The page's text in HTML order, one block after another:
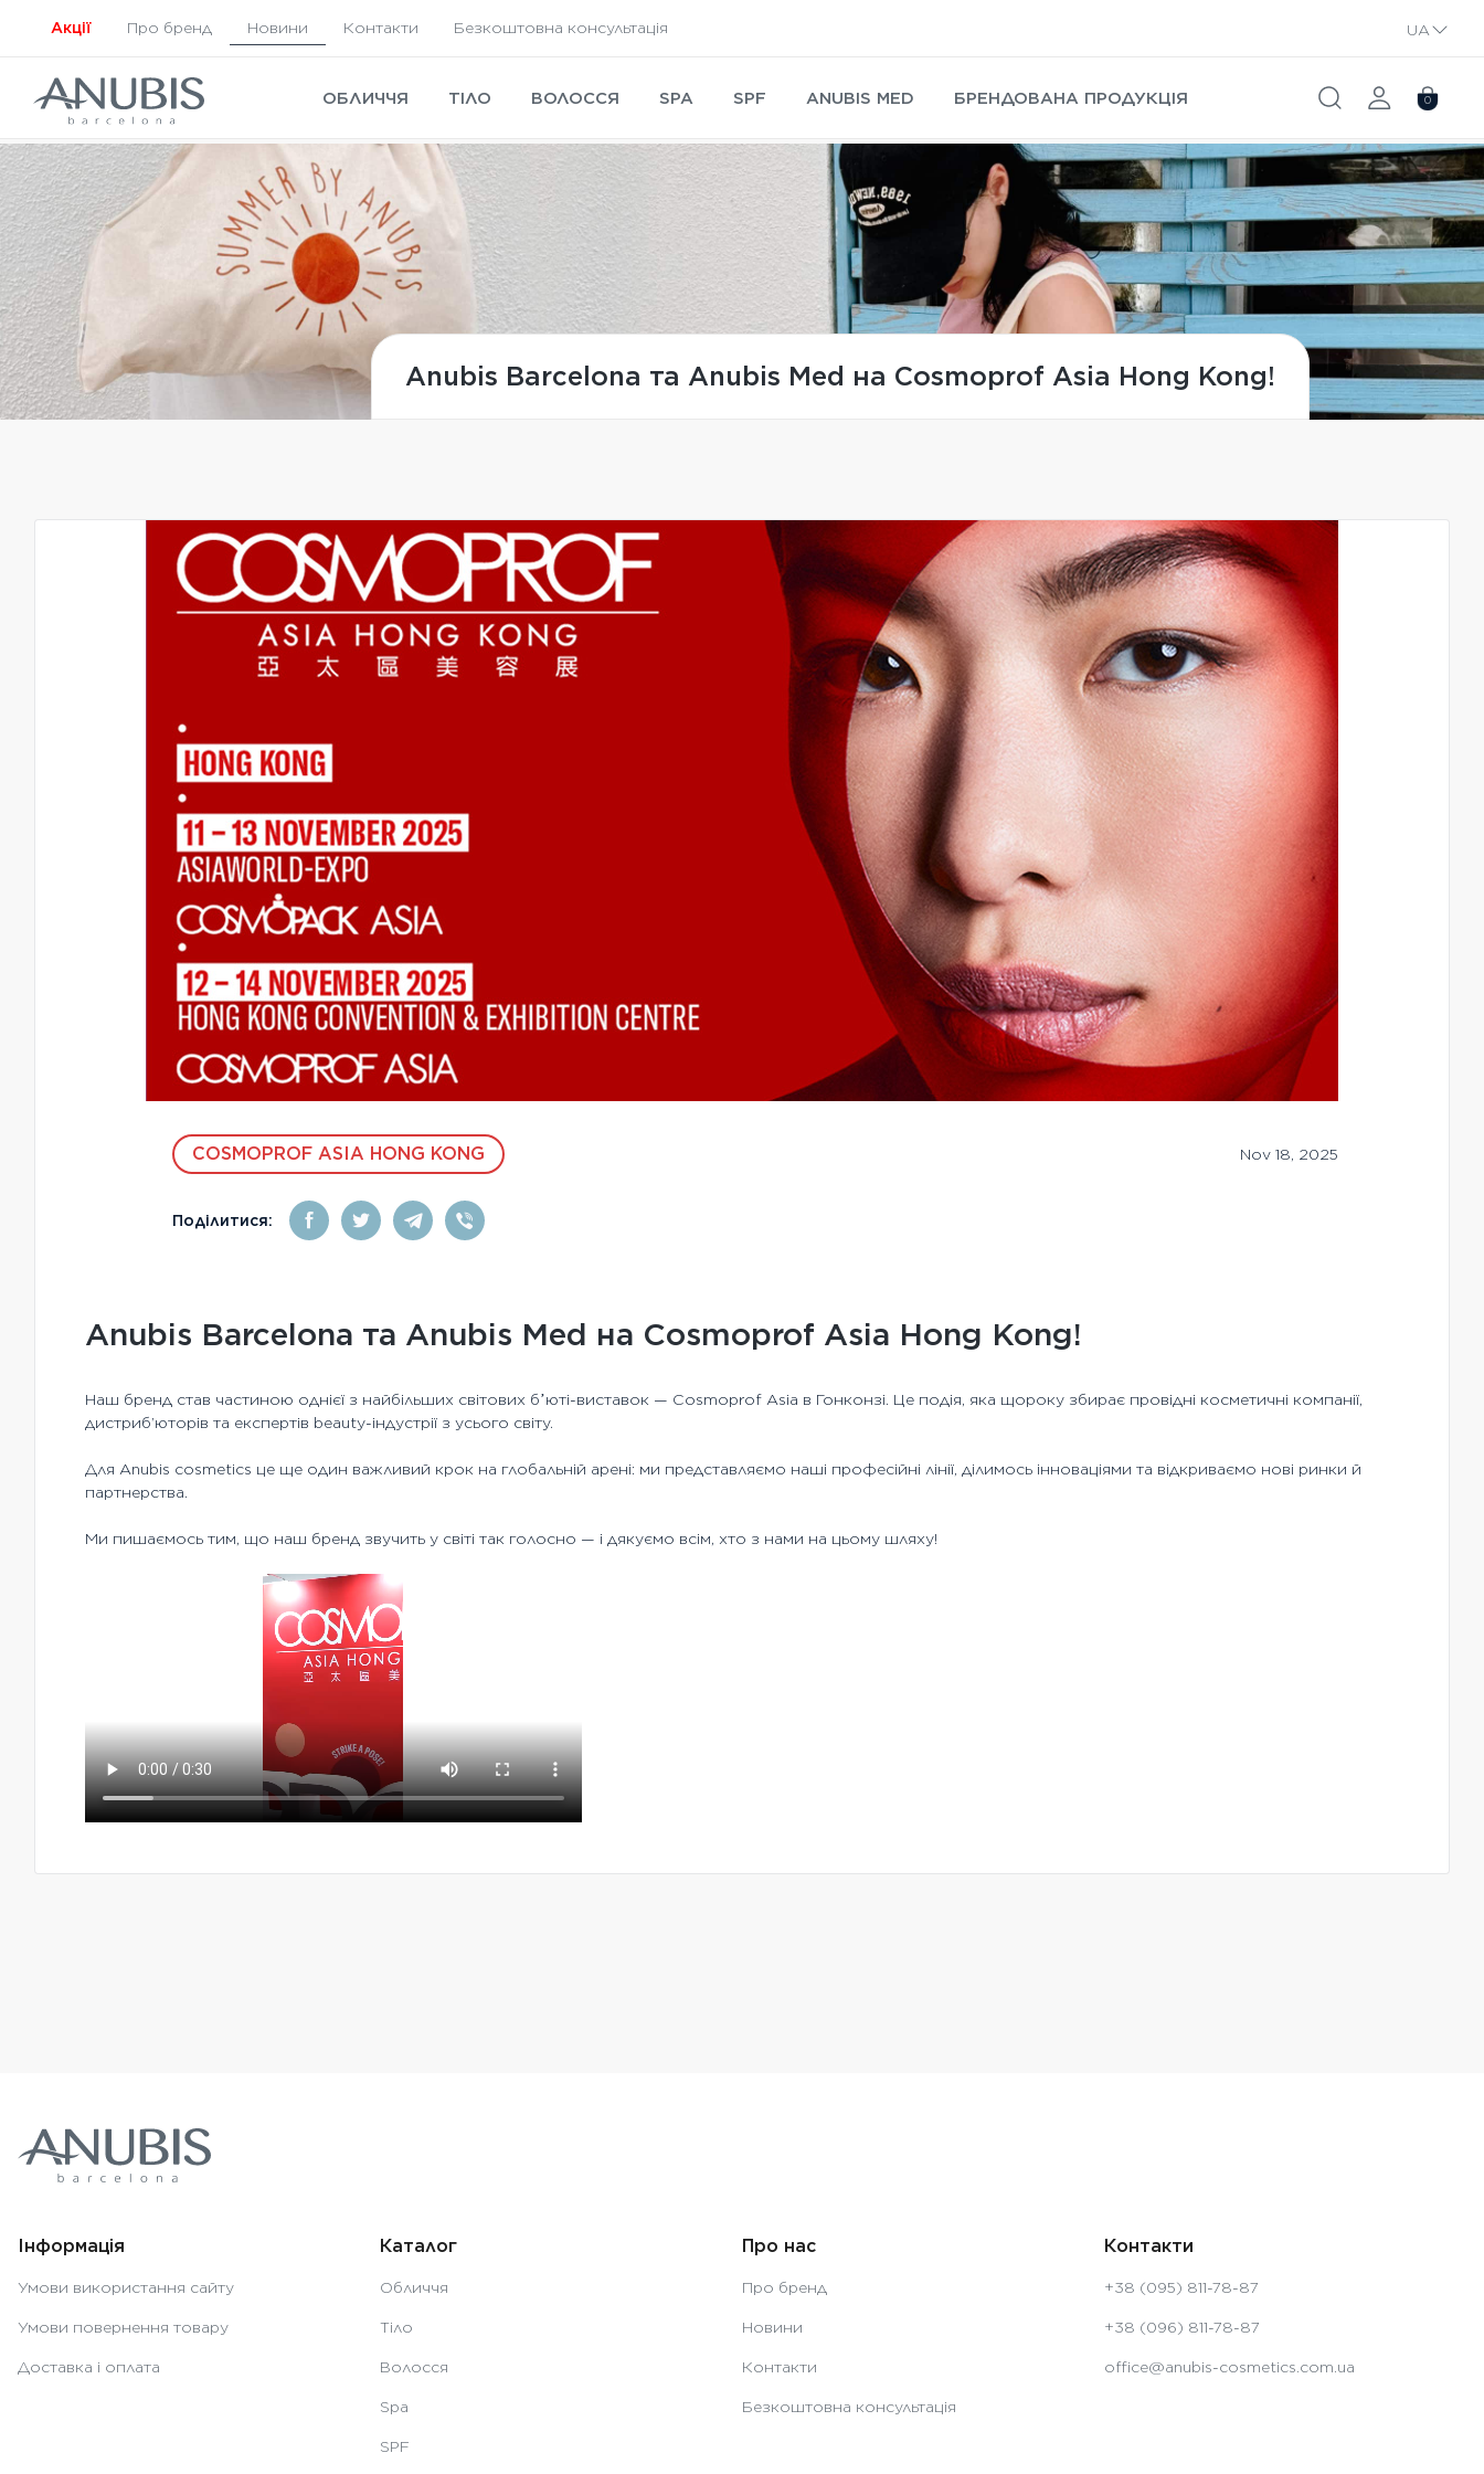
Акції Про бренд Новини Контакти Безкоштовна консультація
UA
ОБЛИЧЧЯ ТІЛО ВОЛОССЯ SPA SPF ANUBIS MED БРЕНДОВАНА ПРОДУКЦІЯ 0
Anubis Barcelona та Anubis Med на Cosmoprof Asia Hong Kong!
COSMOPROF ASIA HONG KONG Nov 18, 2025
Поділитися:
Anubis Barcelona та Anubis Med на Cosmoprof Asia Hong Kong!
Наш бренд став частиною однієї з найбільших світових бʼюті-виставок — Cosmoprof Asia в Гонконзі. Це подія, яка щороку збирає провідні косметичні компанії,
дистриб’юторів та експертів beauty-індустрії з усього світу.
Для Anubis cosmetics це ще один важливий крок на глобальній арені: ми представляємо наші професійні лінії, ділимось інноваціями та відкриваємо нові ринки й
партнерства.
Ми пишаємось тим, що наш бренд звучить у світі так голосно — і дякуємо всім, хто з нами на цьому шляху!
Інформація
Умови використання сайту
Умови повернення товару
Доставка і оплата
Каталог
Обличчя
Тіло
Волосся
Spa
SPF
Про нас
Про бренд
Новини
Контакти
Безкоштовна консультація
Контакти
+38 (095) 811-78-87
+38 (096) 811-78-87
office@anubis-cosmetics.com.ua